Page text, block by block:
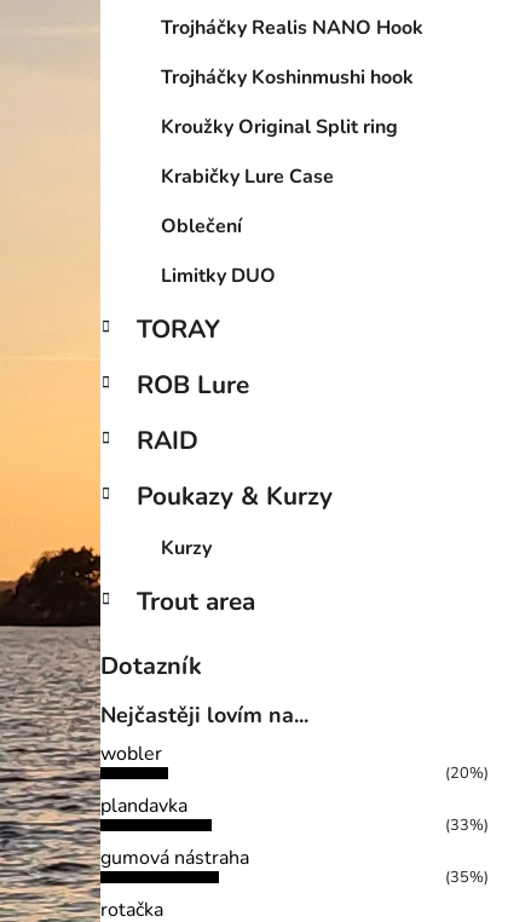
Trojháčky Realis NANO Hook
Trojháčky Koshinmushi hook
Kroužky Original Split ring
Krabičky Lure Case
Oblečení
Limitky DUO
TORAY
ROB Lure
RAID
Poukazy & Kurzy
Kurzy
Trout area
Dotazník
Nejčastěji lovím na...
wobler
(20%)
plandavka
(33%)
gumová nástraha
(35%)
rotačka